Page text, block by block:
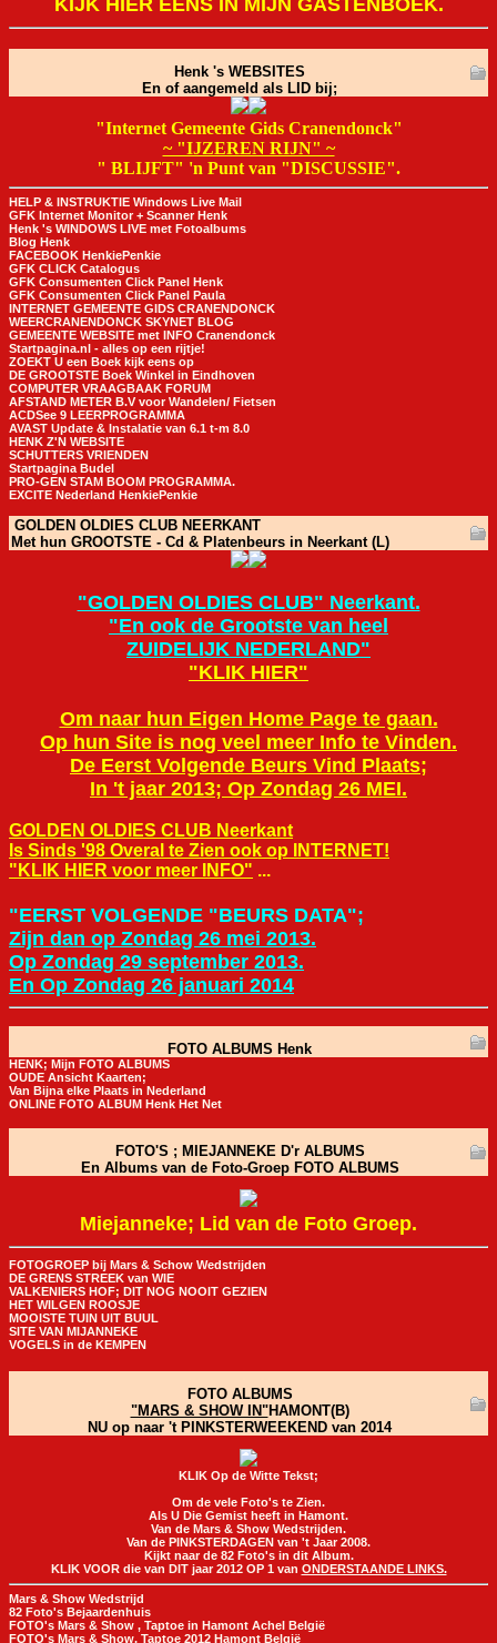
KIJK HIER EENS IN MIJN GASTENBOEK.
Henk 's WEBSITES
En of aangemeld als LID bij;
"Internet Gemeente Gids Cranendonck"
~ "IJZEREN RIJN" ~
" BLIJFT" 'n Punt van "DISCUSSIE".
HELP & INSTRUKTIE Windows Live Mail
GFK Internet Monitor + Scanner Henk
Henk 's WINDOWS LIVE met Fotoalbums
Blog Henk
FACEBOOK HenkiePenkie
GFK CLICK Catalogus
GFK Consumenten Click Panel Henk
GFK Consumenten Click Panel Paula
INTERNET GEMEENTE GIDS CRANENDONCK
WEERCRANENDONCK SKYNET BLOG
GEMEENTE WEBSITE met INFO Cranendonck
Startpagina.nl - alles op een rijtje!
ZOEKT U een Boek kijk eens op
DE GROOTSTE Boek Winkel in Eindhoven
COMPUTER VRAAGBAAK FORUM
AFSTAND METER B.V voor Wandelen/ Fietsen
ACDSee 9 LEERPROGRAMMA
AVAST Update & Instalatie van 6.1 t-m 8.0
HENK Z'N WEBSITE
SCHUTTERS VRIENDEN
Startpagina Budel
PRO-GEN STAM BOOM PROGRAMMA.
EXCITE Nederland HenkiePenkie
GOLDEN OLDIES CLUB NEERKANT
Met hun GROOTSTE - Cd & Platenbeurs in Neerkant (L)
"GOLDEN OLDIES CLUB" Neerkant.
"En ook de Grootste van heel
ZUIDELIJK NEDERLAND"
"KLIK HIER"
Om naar hun Eigen Home Page te gaan.
Op hun Site is nog veel meer Info te Vinden.
De Eerst Volgende Beurs Vind Plaats;
In 't jaar 2013; Op Zondag 26 MEI.
GOLDEN OLDIES CLUB Neerkant
Is Sinds '98 Overal te Zien ook op INTERNET!
"KLIK HIER voor meer INFO" ...
"EERST VOLGENDE "BEURS DATA";
Zijn dan op Zondag 26 mei 2013.
Op Zondag 29 september 2013.
En Op Zondag 26 januari 2014
FOTO ALBUMS Henk
HENK; Mijn FOTO ALBUMS
OUDE Ansicht Kaarten;
Van Bijna elke Plaats in Nederland
ONLINE FOTO ALBUM Henk Het Net
FOTO'S ; MIEJANNEKE D'r ALBUMS
En Albums van de Foto-Groep FOTO ALBUMS
Miejanneke; Lid van de Foto Groep.
FOTOGROEP bij Mars & Schow Wedstrijden
DE GRENS STREEK van WIE
VALKENIERS HOF; DIT NOG NOOIT GEZIEN
HET WILGEN ROOSJE
MOOISTE TUIN UIT BUUL
SITE VAN MIJANNEKE
VOGELS in de KEMPEN
FOTO ALBUMS
"MARS & SHOW IN"HAMONT(B)
NU op naar 't PINKSTERWEEKEND van 2014
KLIK Op de Witte Tekst;
Om de vele Foto's te Zien.
Als U Die Gemist heeft in Hamont.
Van de Mars & Show Wedstrijden.
Van de PINKSTERDAGEN van 't Jaar 2008.
Kijkt naar de 82 Foto's in dit Album.
KLIK VOOR die van DIT jaar 2012 OP 1 van ONDERSTAANDE LINKS.
Mars & Show Wedstrijd
82 Foto's Bejaardenhuis
FOTO's Mars & Show , Taptoe in Hamont Achel België
FOTO's Mars & Show, Taptoe 2012 Hamont België